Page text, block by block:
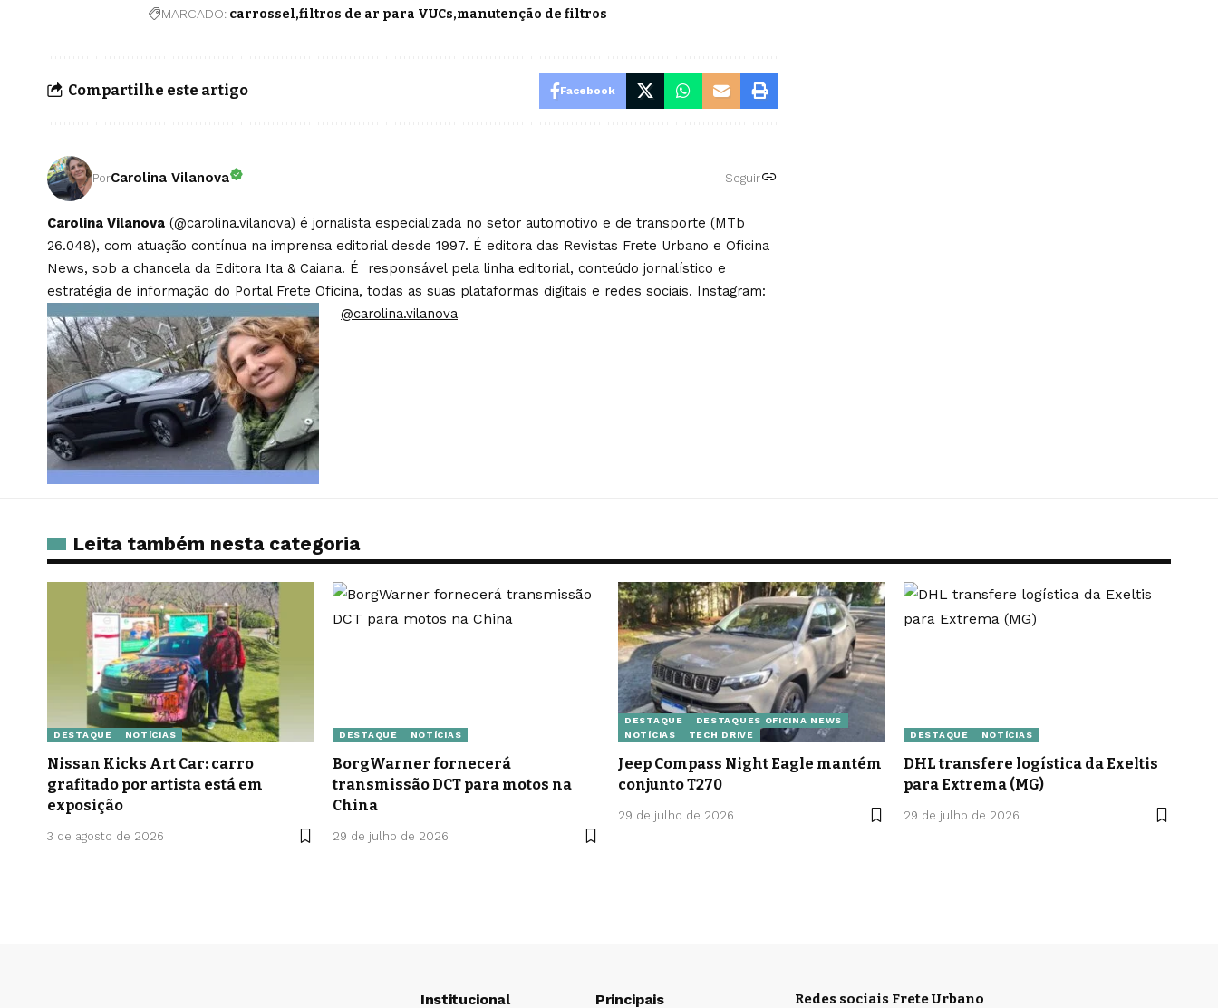
MARCADO: carrossel filtros de ar para VUCs manutenção de filtros
Compartilhe este artigo Facebook
PorCarolina Vilanova Seguir
Carolina Vilanova (@carolina.vilanova) é jornalista especializada no setor automotivo e de transporte (MTb
26.048), com atuação contínua na imprensa editorial desde 1997. É editora das Revistas Frete Urbano e Oficina
News, sob a chancela da Editora Ita & Caiana. É responsável pela linha editorial, conteúdo jornalístico e
estratégia de informação do Portal Frete Oficina, todas as suas plataformas digitais e redes sociais. Instagram:
@carolina.vilanova
Leita também nesta categoria
DESTAQUE NOTÍCIAS
Nissan Kicks Art Car: carro
grafitado por artista está em
exposição
3 de agosto de 2026
DESTAQUE NOTÍCIAS
BorgWarner fornecerá
transmissão DCT para motos na
China
29 de julho de 2026
DESTAQUE
DESTAQUES OFICINA NEWS
NOTÍCIAS
TECH DRIVE
Jeep Compass Night Eagle mantém
conjunto T270
29 de julho de 2026
DESTAQUE NOTÍCIAS
DHL transfere logística da Exeltis
para Extrema (MG)
29 de julho de 2026
Institucional Principais Redes sociais Frete Urbano